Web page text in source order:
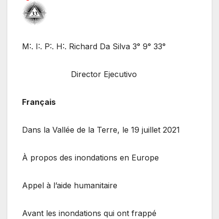
M:. I:. P:. H:. Richard Da Silva 3° 9° 33°
Director Ejecutivo
Français
Dans la Vallée de la Terre, le 19 juillet 2021
À propos des inondations en Europe
Appel à l’aide humanitaire
Avant les inondations qui ont frappé